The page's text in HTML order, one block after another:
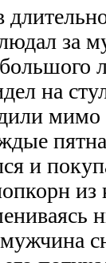
за
на
мимо
и
из